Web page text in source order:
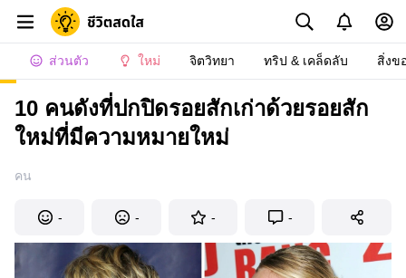
ส่วนตัว ใหม่ จิตวิทยา ทริป & เคล็ดลับ สิ่งข
10 คนดังที่ปกปิดรอยสักเก่าด้วยรอยสัก
ใหม่ที่มีความหมายใหม่
คน
- - - -